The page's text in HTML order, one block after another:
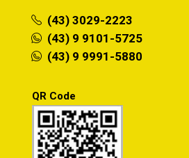
(43) 3029-2223
(43) 9 9101-5725
(43) 9 9991-5880
QR Code